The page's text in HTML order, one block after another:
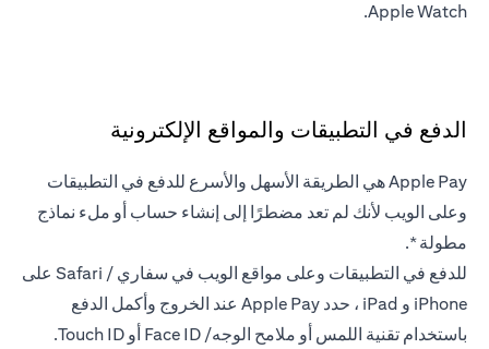
Apple Watch.
الدفع في التطبيقات والمواقع الإلكترونية
Apple Pay هي الطريقة الأسهل والأسرع للدفع في التطبيقات
وعلى الويب لأنك لم تعد مضطرًا إلى إنشاء حساب أو ملء نماذج
مطولة *.
للدفع في التطبيقات وعلى مواقع الويب في سفاري / Safari على
iPhone و iPad ، حدد Apple Pay عند الخروج وأكمل الدفع
باستخدام تقنية اللمس أو ملامح الوجه/ Face ID أو Touch ID.